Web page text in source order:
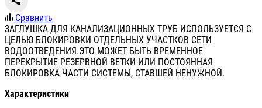
Сравнить
ЗАГЛУШКА ДЛЯ КАНАЛИЗАЦИОННЫХ ТРУБ ИСПОЛЬЗУЕТСЯ С
ЦЕЛЬЮ БЛОКИРОВКИ ОТДЕЛЬНЫХ УЧАСТКОВ СЕТИ
ВОДООТВЕДЕНИЯ.ЭТО МОЖЕТ БЫТЬ ВРЕМЕННОЕ
ПЕРЕКРЫТИЕ РЕЗЕРВНОЙ ВЕТКИ ИЛИ ПОСТОЯННАЯ
БЛОКИРОВКА ЧАСТИ СИСТЕМЫ, СТАВШЕЙ НЕНУЖНОЙ.
Характеристики